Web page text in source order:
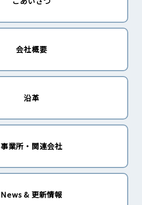
会社概要
沿革
事業所・関連会社
News & 更新情報